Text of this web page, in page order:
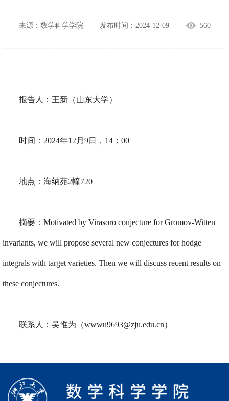
来源：数学科学学院 发布时间：2024-12-09 560
报告人：王新（山东大学）
时间：2024年12月9日，14：00
地点：海纳苑2幢720
摘要： Motivated by Virasoro conjecture for Gromov-Witten
invariants, we will propose several new conjectures for hodge
integrals with target varieties. Then we will discuss recent results on
these conjectures.
联系人：吴惟为（wwwu9693@zju.edu.cn）